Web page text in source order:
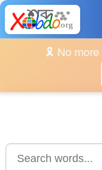
🎗️ No more